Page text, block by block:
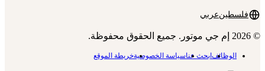
فلسطينعربي
© 2026 إم جي موتور. جميع الحقوق محفوظة.
الوظائف ابحث عناسياسة الخصوصيةخريطة الموقع